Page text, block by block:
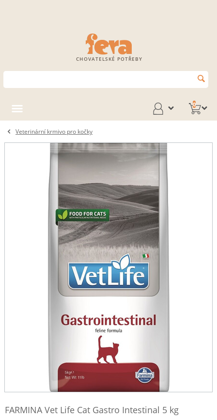
CHOVATELSKÉ POTŘEBY
0
Veterinární krmivo pro kočky
FARMINA Vet Life Cat Gastro Intestinal 5 kg